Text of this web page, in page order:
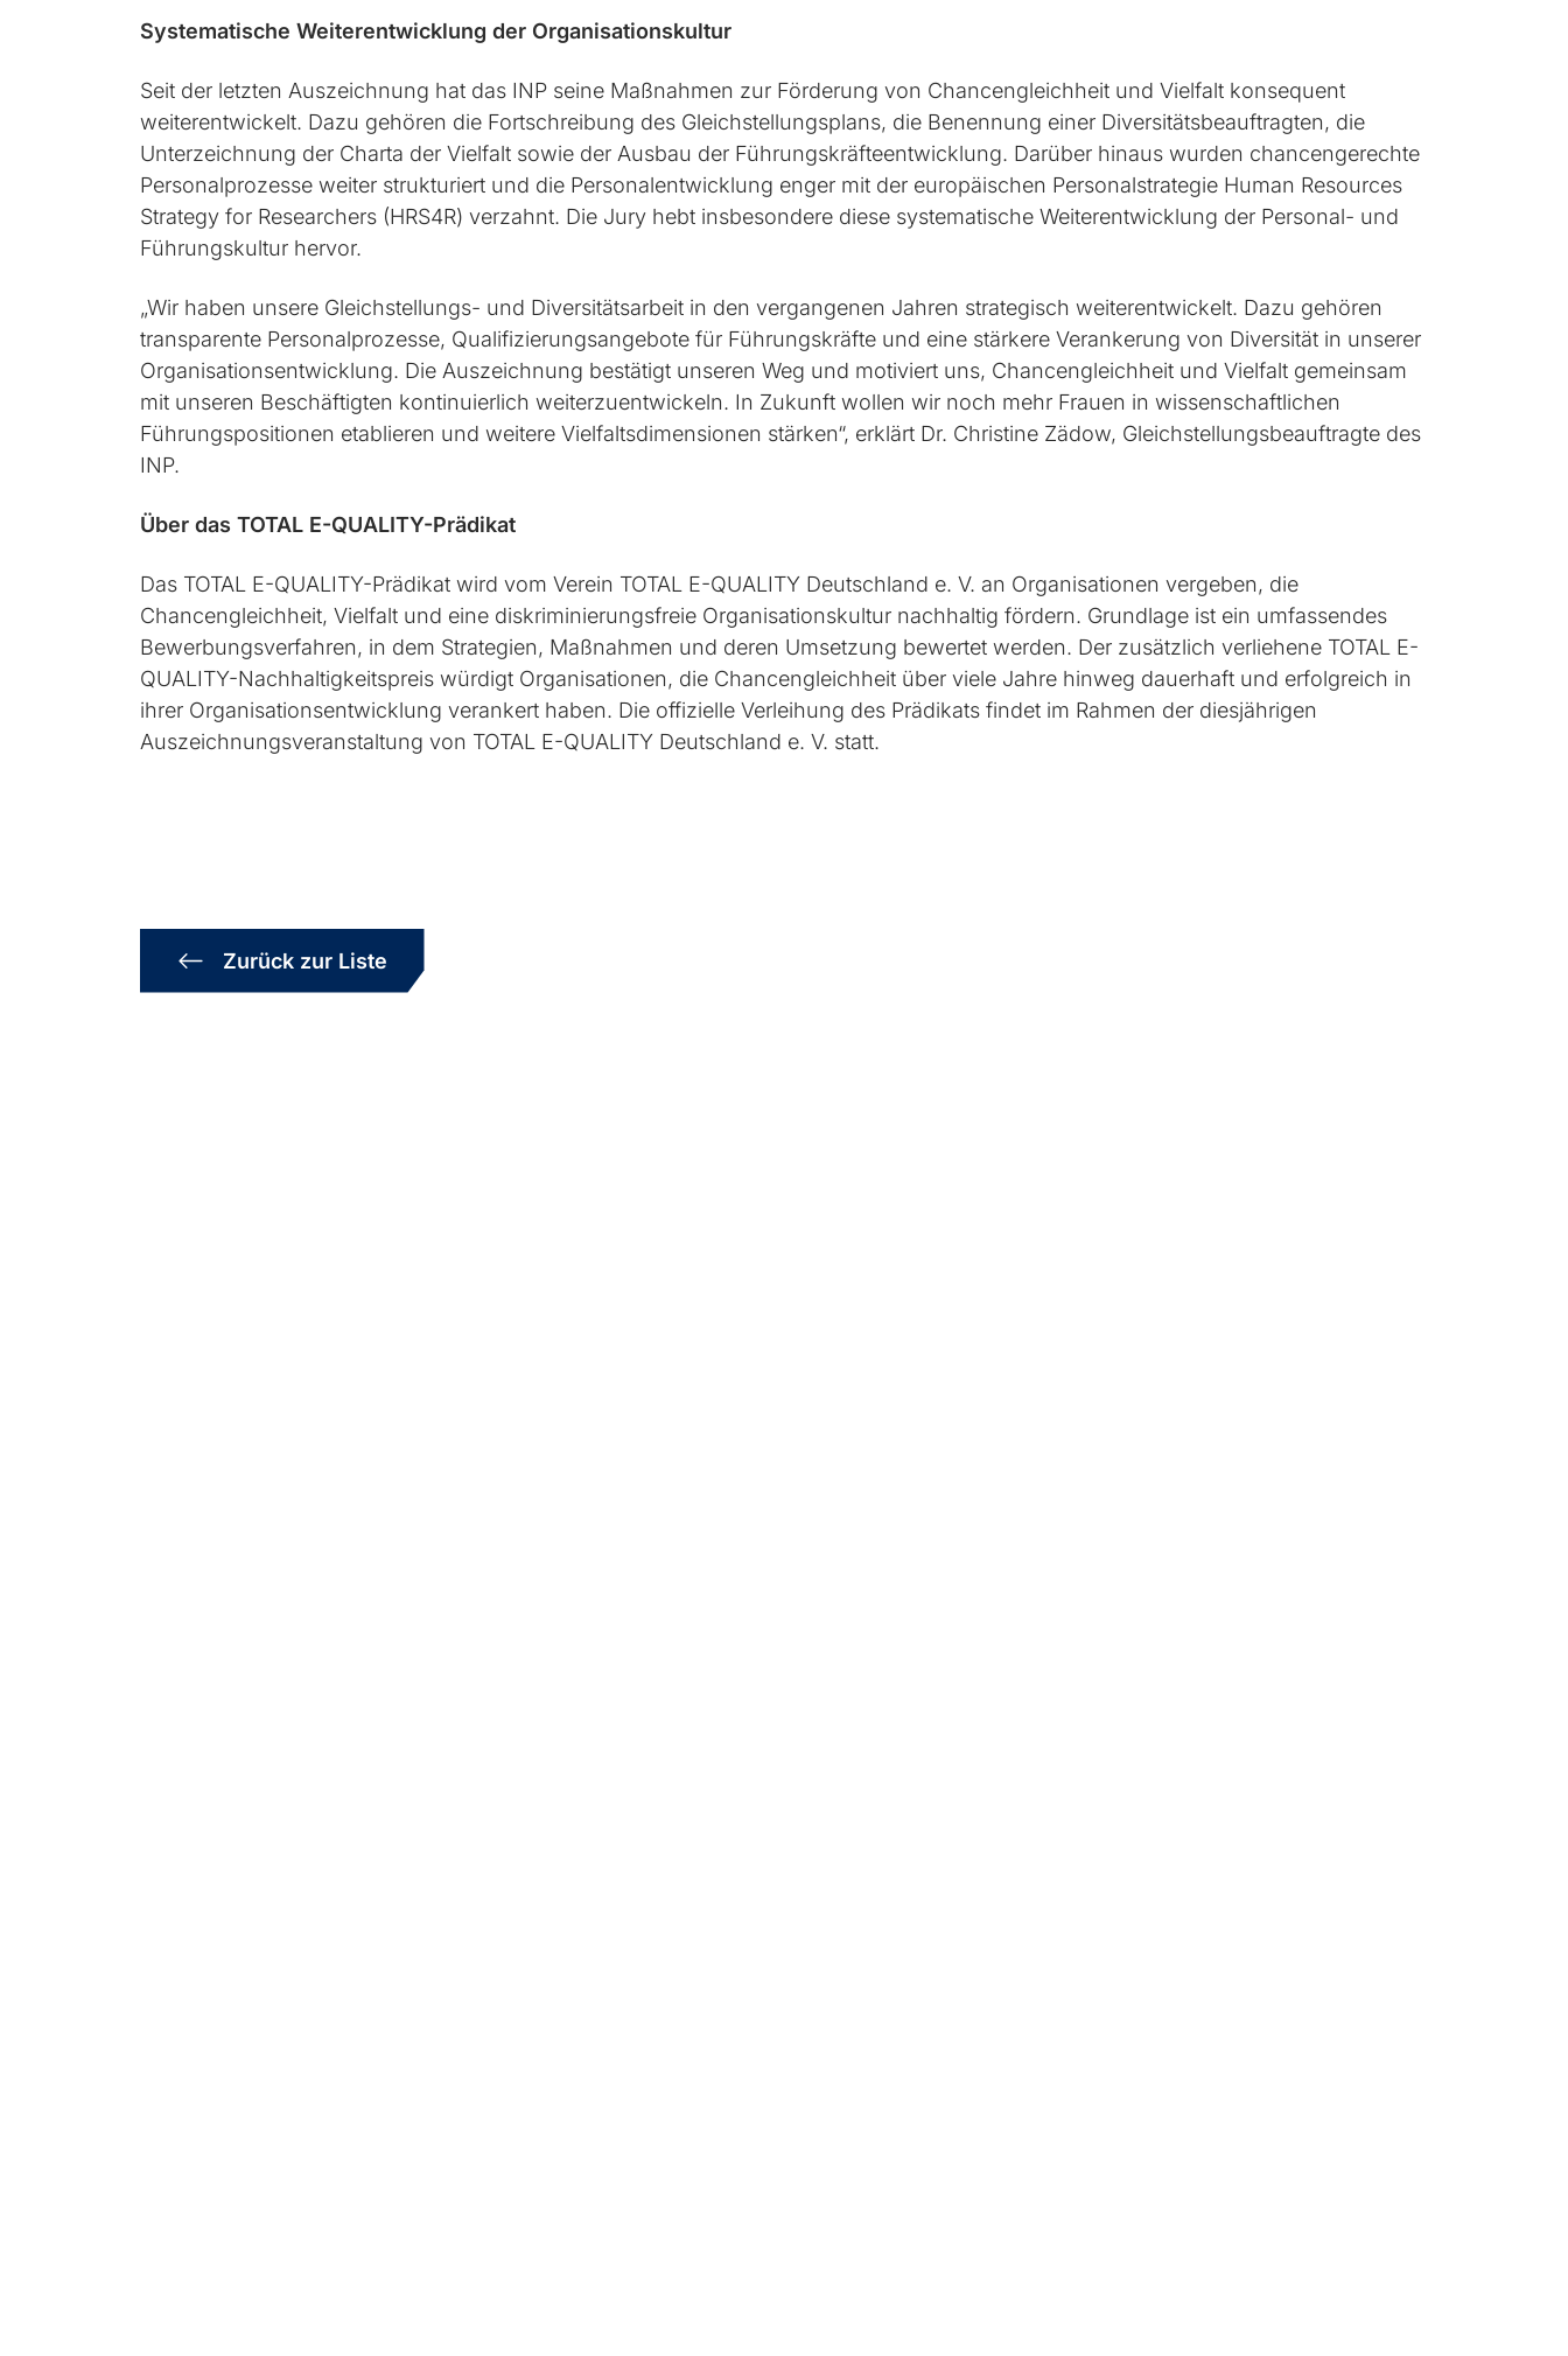
Systematische Weiterentwicklung der Organisationskultur
Seit der letzten Auszeichnung hat das INP seine Maßnahmen zur Förderung von Chancengleichheit und Vielfalt konsequent
weiterentwickelt. Dazu gehören die Fortschreibung des Gleichstellungsplans, die Benennung einer Diversitätsbeauftragten, die
Unterzeichnung der Charta der Vielfalt sowie der Ausbau der Führungskräfteentwicklung. Darüber hinaus wurden chancengerechte
Personalprozesse weiter strukturiert und die Personalentwicklung enger mit der europäischen Personalstrategie Human Resources
Strategy for Researchers (HRS4R) verzahnt. Die Jury hebt insbesondere diese systematische Weiterentwicklung der Personal- und
Führungskultur hervor.
„Wir haben unsere Gleichstellungs- und Diversitätsarbeit in den vergangenen Jahren strategisch weiterentwickelt. Dazu gehören
transparente Personalprozesse, Qualifizierungsangebote für Führungskräfte und eine stärkere Verankerung von Diversität in unserer
Organisationsentwicklung. Die Auszeichnung bestätigt unseren Weg und motiviert uns, Chancengleichheit und Vielfalt gemeinsam
mit unseren Beschäftigten kontinuierlich weiterzuentwickeln. In Zukunft wollen wir noch mehr Frauen in wissenschaftlichen
Führungspositionen etablieren und weitere Vielfaltsdimensionen stärken“, erklärt Dr. Christine Zädow, Gleichstellungsbeauftragte des
INP.
Über das TOTAL E-QUALITY-Prädikat
Das TOTAL E-QUALITY-Prädikat wird vom Verein TOTAL E-QUALITY Deutschland e. V. an Organisationen vergeben, die
Chancengleichheit, Vielfalt und eine diskriminierungsfreie Organisationskultur nachhaltig fördern. Grundlage ist ein umfassendes
Bewerbungsverfahren, in dem Strategien, Maßnahmen und deren Umsetzung bewertet werden. Der zusätzlich verliehene TOTAL E-
QUALITY-Nachhaltigkeitspreis würdigt Organisationen, die Chancengleichheit über viele Jahre hinweg dauerhaft und erfolgreich in
ihrer Organisationsentwicklung verankert haben. Die offizielle Verleihung des Prädikats findet im Rahmen der diesjährigen
Auszeichnungsveranstaltung von TOTAL E-QUALITY Deutschland e. V. statt.
Zurück zur Liste